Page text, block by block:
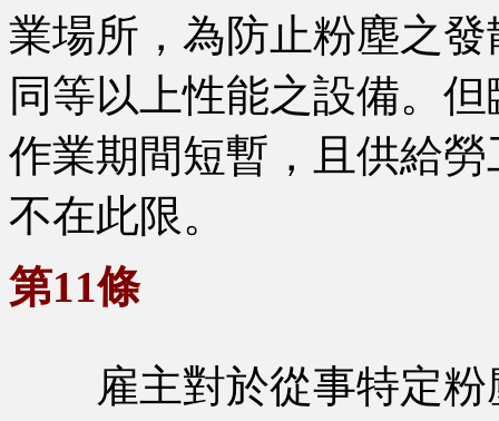
業場所，為防止粉塵之
同等以上性能之設備。
作業期間短暫，且供給
不在此限。
第11條
雇主對於從事特定粉